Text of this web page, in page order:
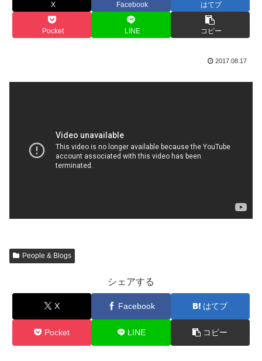
X Facebook はてブ
Pocket LINE コピー
2017.08.17
People & Blogs
シェアする
X Facebook はてブ
Pocket LINE コピー